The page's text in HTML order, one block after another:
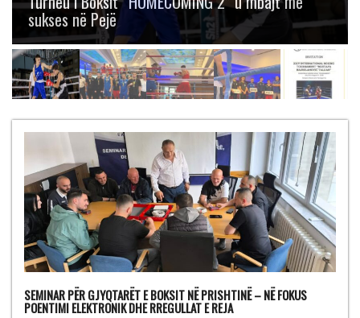
gjashtë medalje
SEMINAR PËR GJYQTARËT E BOKSIT NË PRISHTINË – NË FOKUS
POENTIMI ELEKTRONIK DHE RREGULLAT E REJA